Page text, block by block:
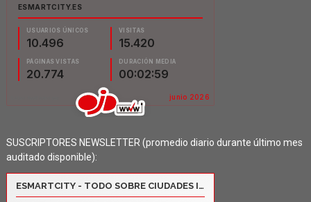
SUSCRIPTORES NEWSLETTER (promedio diario durante último mes
auditado disponible):